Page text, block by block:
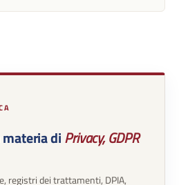
diPrivacy, GDPR
registri dei trattamenti, DPIA,